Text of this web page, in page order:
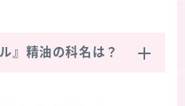
』精油の科名は？